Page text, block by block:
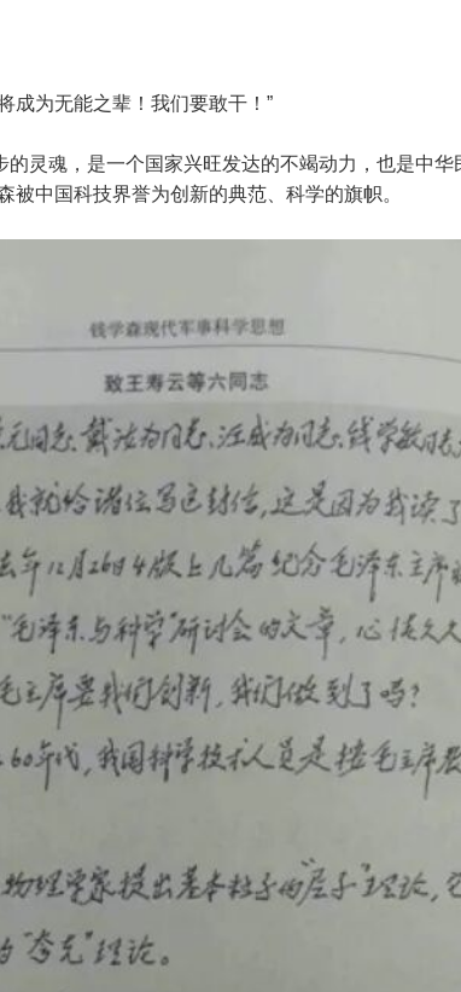
成为无能之辈！我们要敢干！”
的灵魂，是一个国家兴旺发达的不竭动力，也是中
被中国科技界誉为创新的典范、科学的旗帜。